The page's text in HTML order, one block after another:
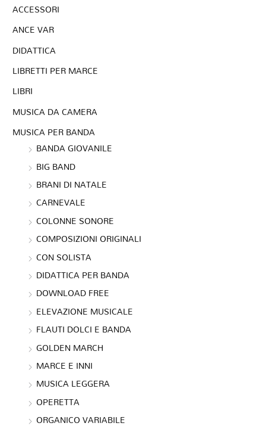
ACCESSORI
ANCE VAR
DIDATTICA
LIBRETTI PER MARCE
LIBRI
MUSICA DA CAMERA
MUSICA PER BANDA
BANDA GIOVANILE
BIG BAND
BRANI DI NATALE
CARNEVALE
COLONNE SONORE
COMPOSIZIONI ORIGINALI
CON SOLISTA
DIDATTICA PER BANDA
DOWNLOAD FREE
ELEVAZIONE MUSICALE
FLAUTI DOLCI E BANDA
GOLDEN MARCH
MARCE E INNI
MUSICA LEGGERA
OPERETTA
ORGANICO VARIABILE